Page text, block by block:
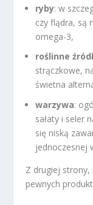
ryby: w
czy flądra, są
omega-3,
roślinne
strączkowe,
świetna
warzywa:
sałaty i seler
się niską
jednoczesnej
Z drugiej strony,
pewnych